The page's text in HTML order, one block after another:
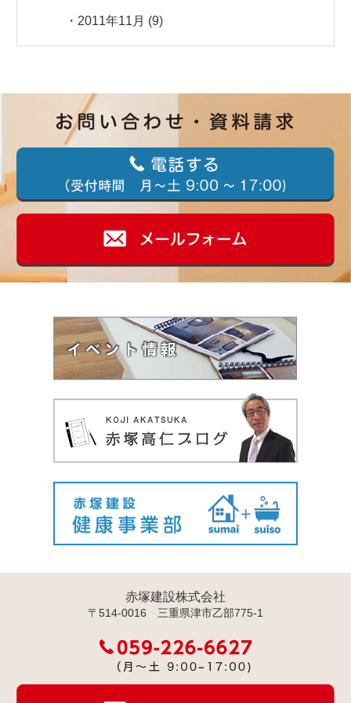
2011年11月 (9)
赤塚建設株式会社
〒514-0016 三重県津市乙部775-1